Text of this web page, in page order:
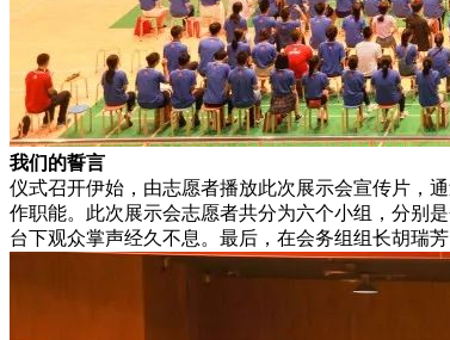
我们的誓言
仪式召开伊始，由志愿者播放此次展示会宣传片，
作职能。此次展示会志愿者共分为六个小组，分别
台下观众掌声经久不息。最后，在会务组组长胡瑞